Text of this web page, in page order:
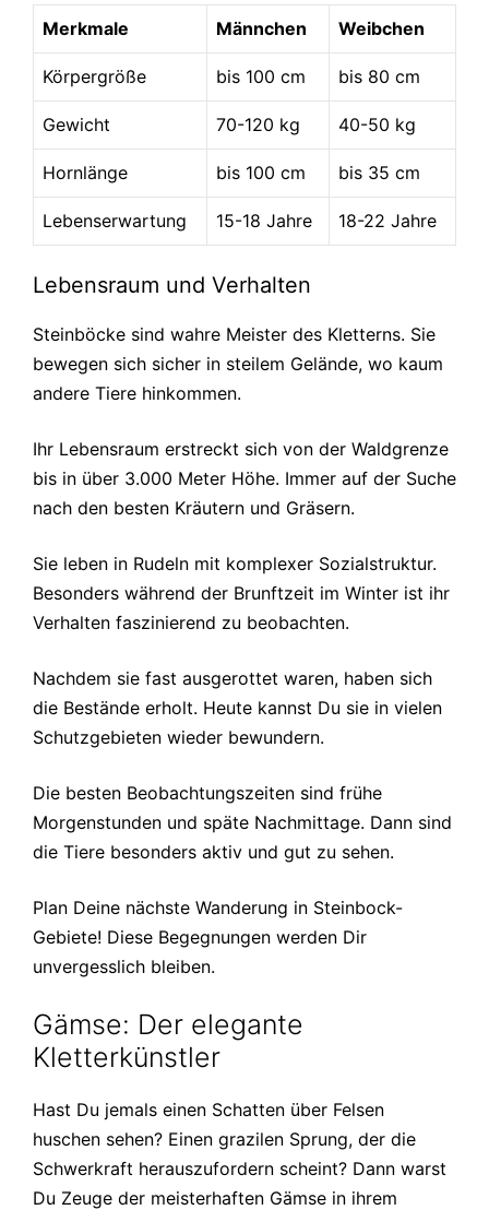
Merkmale Männchen Weibchen
Körpergröße bis 100 cm bis 80 cm
Gewicht 70-120 kg 40-50 kg
Hornlänge bis 100 cm bis 35 cm
Lebenserwartung 15-18 Jahre 18-22 Jahre
Lebensraum und Verhalten
Steinböcke sind wahre Meister des Kletterns. Sie
bewegen sich sicher in steilem Gelände, wo kaum
andere Tiere hinkommen.
Ihr Lebensraum erstreckt sich von der Waldgrenze
bis in über 3.000 Meter Höhe. Immer auf der Suche
nach den besten Kräutern und Gräsern.
Sie leben in Rudeln mit komplexer Sozialstruktur.
Besonders während der Brunftzeit im Winter ist ihr
Verhalten faszinierend zu beobachten.
Nachdem sie fast ausgerottet waren, haben sich
die Bestände erholt. Heute kannst Du sie in vielen
Schutzgebieten wieder bewundern.
Die besten Beobachtungszeiten sind frühe
Morgenstunden und späte Nachmittage. Dann sind
die Tiere besonders aktiv und gut zu sehen.
Plan Deine nächste Wanderung in Steinbock-
Gebiete! Diese Begegnungen werden Dir
unvergesslich bleiben.
Gämse: Der elegante
Kletterkünstler
Hast Du jemals einen Schatten über Felsen
huschen sehen? Einen grazilen Sprung, der die
Schwerkraft herauszufordern scheint? Dann warst
Du Zeuge der meisterhaften Gämse in ihrem